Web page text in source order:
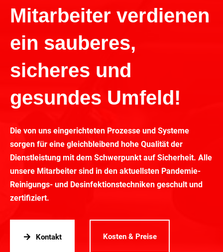
Mitarbeiter verdienen
ein sauberes,
sicheres und
gesundes Umfeld!
Die von uns eingerichteten Prozesse und Systeme
sorgen für eine gleichbleibend hohe Qualität der
Dienstleistung mit dem Schwerpunkt auf Sicherheit. Alle
unsere Mitarbeiter sind in den aktuellsten Pandemie-
Reinigungs- und Desinfektionstechniken geschult und
zertifiziert.
Kontakt Kosten & Preise